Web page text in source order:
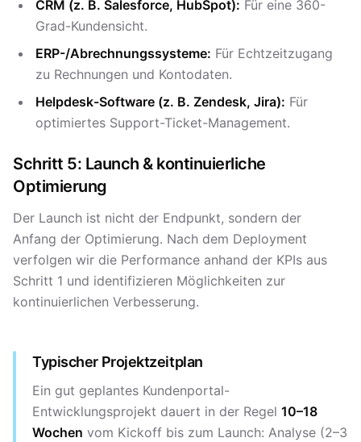
CRM (z. B. Salesforce, HubSpot): Für eine 360-
Grad-Kundensicht.
ERP-/Abrechnungssysteme: Für Echtzeitzugang
zu Rechnungen und Kontodaten.
Helpdesk-Software (z. B. Zendesk, Jira): Für
optimiertes Support-Ticket-Management.
Schritt 5: Launch & kontinuierliche
Optimierung
Der Launch ist nicht der Endpunkt, sondern der
Anfang der Optimierung. Nach dem Deployment
verfolgen wir die Performance anhand der KPIs aus
Schritt 1 und identifizieren Möglichkeiten zur
kontinuierlichen Verbesserung.
Typischer Projektzeitplan
Ein gut geplantes Kundenportal-
Entwicklungsprojekt dauert in der Regel 10–18
Wochen vom Kickoff bis zum Launch: Analyse (2–3